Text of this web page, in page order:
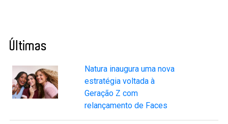
Últimas
Natura inaugura uma nova
estratégia voltada à
Geração Z com
relançamento de Faces